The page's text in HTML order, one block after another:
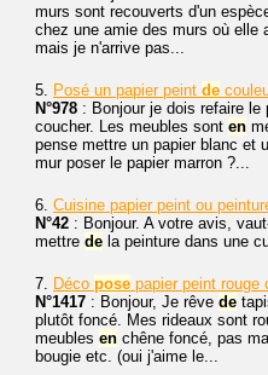
murs sont recouverts d'un
chez une amie des murs où elle
mais je n'arrive pas...
5. Posé un papier peint de
N°978 : Bonjour je dois refaire le
coucher. Les meubles sont en
pense mettre un papier blanc et
mur poser le papier marron ?...
6. Cuisine papier peint ou
N°42 : Bonjour. A votre avis,
mettre de la peinture dans une
7. Déco pose papier peint rouge
N°1417 : Bonjour, Je rêve de
plutôt foncé. Mes rideaux sont
meubles en chêne foncé, pas
bougie etc. (oui j'aime le...